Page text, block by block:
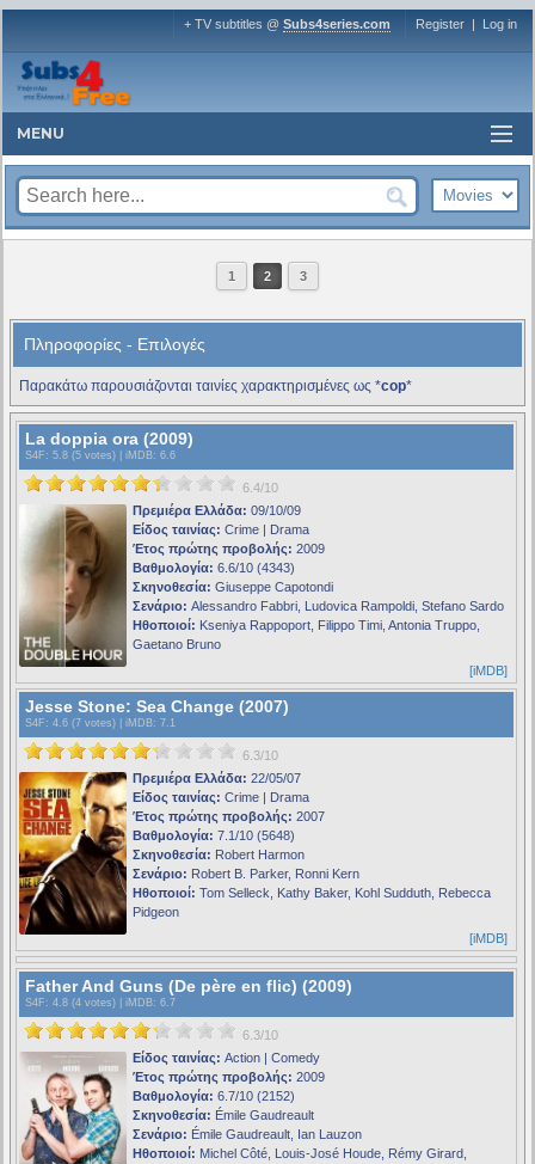
+ TV subtitles @ Subs4series.com Register | Log in
MENU
1 2 3
Πληροφορίες - Επιλογές
Παρακάτω παρουσιάζονται ταινίες χαρακτηρισμένες ως *cop*
La doppia ora (2009)
S4F : 5.8 (5 votes) | iMDB: 6.6
6.4/10
Πρεμιέρα Ελλάδα: 09/10/09
Είδος ταινίας: Crime | Drama
Έτος πρώτης προβολής: 2009
Βαθμολογία: 6.6/10 (4343)
Σκηνοθεσία: Giuseppe Capotondi
Σενάριο: Alessandro Fabbri, Ludovica Rampoldi, Stefano Sardo
Ηθοποιοί: Kseniya Rappoport, Filippo Timi, Antonia Truppo,
Gaetano Bruno
[iMDB]
Jesse Stone: Sea Change (2007)
S4F : 4.6 (7 votes) | iMDB: 7.1
6.3/10
Πρεμιέρα Ελλάδα: 22/05/07
Είδος ταινίας: Crime | Drama
Έτος πρώτης προβολής: 2007
Βαθμολογία: 7.1/10 (5648)
Σκηνοθεσία: Robert Harmon
Σενάριο: Robert B. Parker, Ronni Kern
Ηθοποιοί: Tom Selleck, Kathy Baker, Kohl Sudduth, Rebecca
Pidgeon
[iMDB]
Father And Guns (De père en flic) (2009)
S4F : 4.8 (4 votes) | iMDB: 6.7
6.3/10
Είδος ταινίας: Action | Comedy
Έτος πρώτης προβολής: 2009
Βαθμολογία: 6.7/10 (2152)
Σκηνοθεσία: Émile Gaudreault
Σενάριο: Émile Gaudreault, Ian Lauzon
Ηθοποιοί: Michel Côté, Louis-José Houde, Rémy Girard,